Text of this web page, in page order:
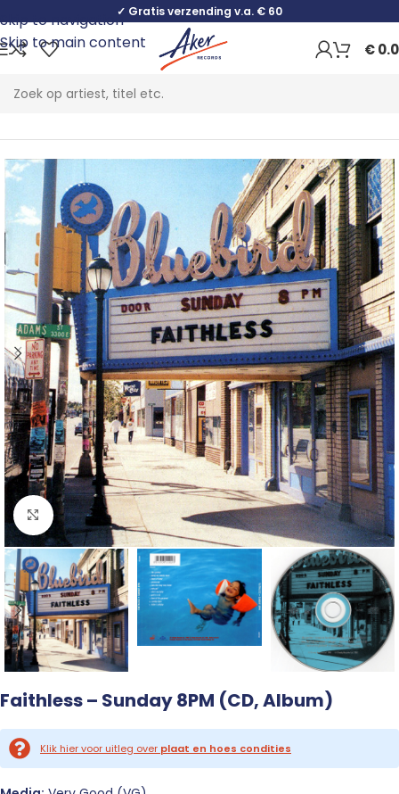
Skip to navigation
Skip to main content
✓ Gratis verzending v.a. € 60
€
Home Electronic
Click to enlarge
Faithless – Sunday 8PM (CD, Album)
Klik hier voor uitleg over plaat en hoes condities